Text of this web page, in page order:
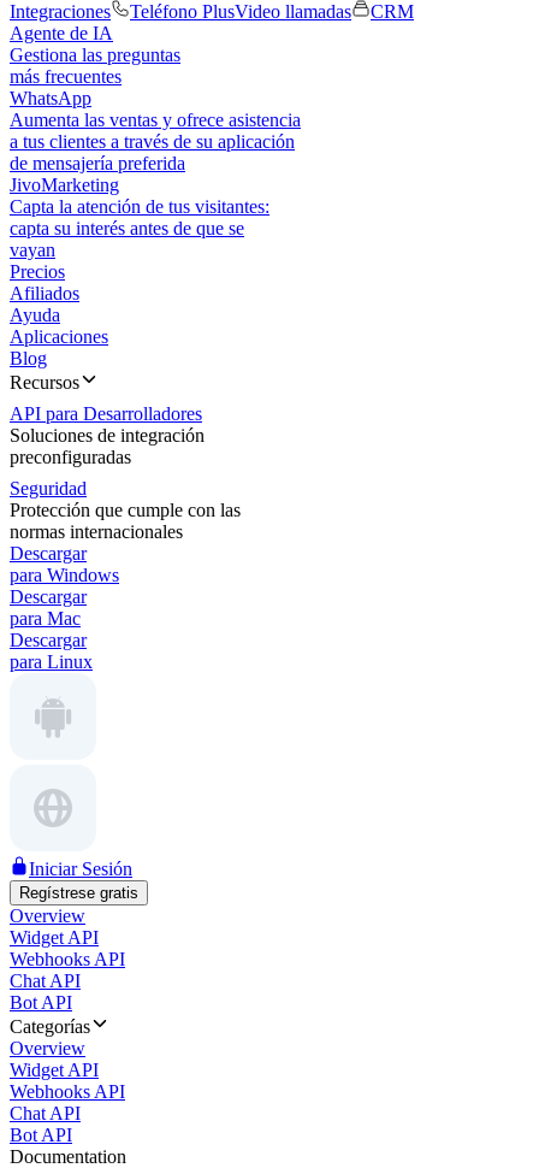
Integraciones
Teléfono PlusVideo llamadas
CRM
Agente de IA
Gestiona las preguntas
más frecuentes
WhatsApp
Aumenta las ventas y ofrece asistencia
a tus clientes a través de su aplicación
de mensajería preferida
JivoMarketing
Capta la atención de tus visitantes:
capta su interés antes de que se
vayan
Precios
Afiliados
Ayuda
Aplicaciones
Blog
Recursos
API para Desarrolladores
Soluciones de integración
preconfiguradas
Seguridad
Protección que cumple con las
normas internacionales
Descargar
para Windows
Descargar
para Mac
Descargar
para Linux
Iniciar Sesión
Regístrese gratis
Overview
Widget API
Webhooks API
Chat API
Bot API
Categorías
Overview
Widget API
Webhooks API
Chat API
Bot API
Documentation